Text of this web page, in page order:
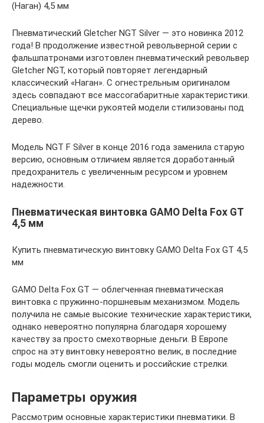
(Наган) 4,5 мм
Пневматический Gletcher NGT Silver — это новинка 2012
года! В продолжение известной револьверной серии с
фальшпатронами изготовлен пневматический револьвер
Gletcher NGT, который повторяет легендарный
классический «Наган». С огнестрельным оригиналом
здесь совпадают все массогабаритные характеристики.
Специальные щечки рукоятей модели стилизованы под
дерево.
Модель NGT F Silver в конце 2016 года заменила старую
версию, основным отличием является доработанный
предохранитель с увеличенным ресурсом и уровнем
надежности.
Пневматическая винтовка GAMO Delta Fox GT
4,5 мм
Купить пневматическую винтовку GAMO Delta Fox GT 4,5
мм
GAMO Delta Fox GT — облегченная пневматическая
винтовка с пружинно-поршневым механизмом. Модель
получила не самые высокие технические характеристики,
однако невероятно популярна благодаря хорошему
качеству за просто смехотворные деньги. В Европе
спрос на эту винтовку невероятно велик, в последние
годы модель смогли оценить и российские стрелки.
Параметры оружия
Рассмотрим основные характеристики пневматики. В